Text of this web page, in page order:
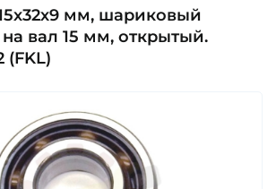
мм, шариковый
вал 15 мм, открытый.
(FKL)